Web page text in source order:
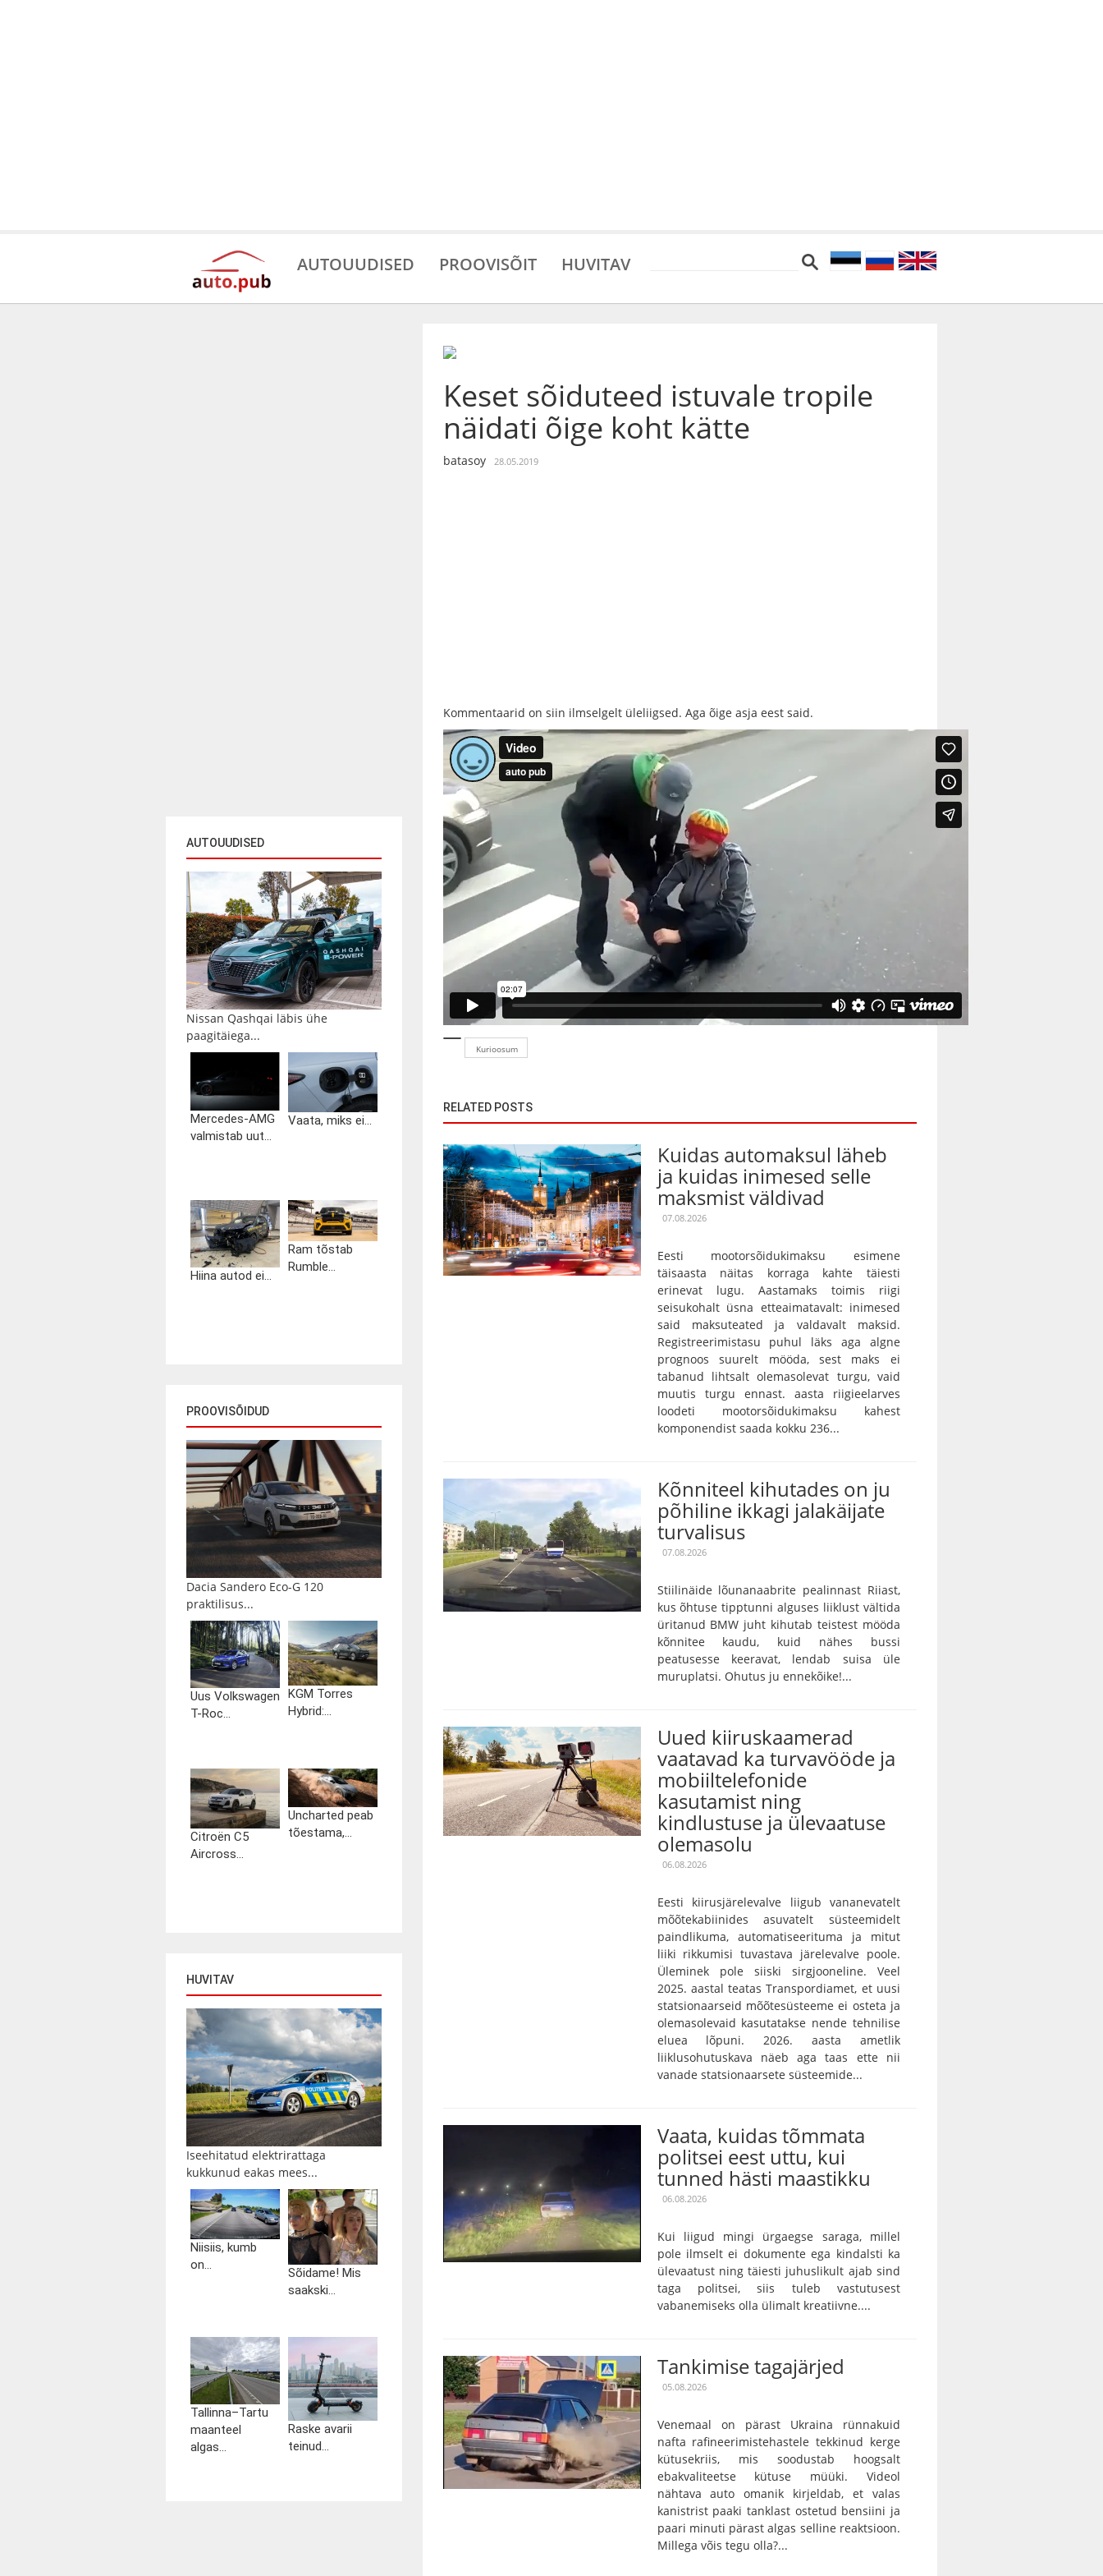
AUTOUUDISED PROOVISÕIT HUVITAV
AUTOUUDISED
Nissan Qashqai läbis ühe
paagitäiega...
Mercedes-AMG
valmistab uut...
Vaata, miks ei...
Hiina autod ei...
Ram tõstab
Rumble...
PROOVISÕIDUD
Dacia Sandero Eco-G 120
praktilisus...
Uus Volkswagen
T-Roc...
KGM Torres
Hybrid:...
Citroën C5
Aircross...
Uncharted peab
tõestama,...
HUVITAV
Iseehitatud elektrirattaga
kukkunud eakas mees...
Niisiis, kumb
on...
Sõidame! Mis
saakski...
Tallinna–Tartu
maanteel
algas...
Raske avarii
teinud...
Keset sõiduteed istuvale tropile
näidati õige koht kätte
batasoy 28.05.2019
Kommentaarid on siin ilmselgelt üleliigsed. Aga õige asja eest said.
Kurioosum
RELATED POSTS
Kuidas automaksul läheb
ja kuidas inimesed selle
maksmist väldivad
07.08.2026
Eesti mootorsõidukimaksu esimene
täisaasta näitas korraga kahte täiesti
erinevat lugu. Aastamaks toimis riigi
seisukohalt üsna etteaimatavalt: inimesed
said maksuteated ja valdavalt maksid.
Registreerimistasu puhul läks aga algne
prognoos suurelt mööda, sest maks ei
tabanud lihtsalt olemasolevat turgu, vaid
muutis turgu ennast. aasta riigieelarves
loodeti mootorsõidukimaksu kahest
komponendist saada kokku 236...
Kõnniteel kihutades on ju
põhiline ikkagi jalakäijate
turvalisus
07.08.2026
Stiilinäide lõunanaabrite pealinnast Riiast,
kus õhtuse tipptunni alguses liiklust vältida
üritanud BMW juht kihutab teistest mööda
kõnnitee kaudu, kuid nähes bussi
peatusesse keeravat, lendab suisa üle
muruplatsi. Ohutus ju ennekõike!...
Uued kiiruskaamerad
vaatavad ka turvavööde ja
mobiiltelefonide
kasutamist ning
kindlustuse ja ülevaatuse
olemasolu
06.08.2026
Eesti kiirusjärelevalve liigub vananevatelt
mõõtekabiinides asuvatelt süsteemidelt
paindlikuma, automatiseerituma ja mitut
liiki rikkumisi tuvastava järelevalve poole.
Üleminek pole siiski sirgjooneline. Veel
2025. aastal teatas Transpordiamet, et uusi
statsionaarseid mõõtesüsteeme ei osteta ja
olemasolevaid kasutatakse nende tehnilise
eluea lõpuni. 2026. aasta ametlik
liiklusohutuskava näeb aga taas ette nii
vanade statsionaarsete süsteemide...
Vaata, kuidas tõmmata
politsei eest uttu, kui
tunned hästi maastikku
06.08.2026
Kui liigud mingi ürgaegse saraga, millel
pole ilmselt ei dokumente ega kindalsti ka
ülevaatust ning täiesti juhuslikult ajab sind
taga politsei, siis tuleb vastutusest
vabanemiseks olla ülimalt kreatiivne....
Tankimise tagajärjed
05.08.2026
Venemaal on pärast Ukraina rünnakuid
nafta rafineerimistehastele tekkinud kerge
kütusekriis, mis soodustab hoogsalt
ebakvaliteetse kütuse müüki. Videol
nähtava auto omanik kirjeldab, et valas
kanistrist paaki tanklast ostetud bensiini ja
paari minuti pärast algas selline reaktsioon.
Millega võis tegu olla?...